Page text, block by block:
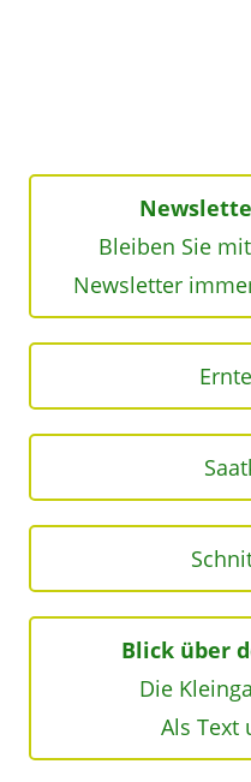
Bleiben Sie
Newsletter
Blick über
Die
Als Text